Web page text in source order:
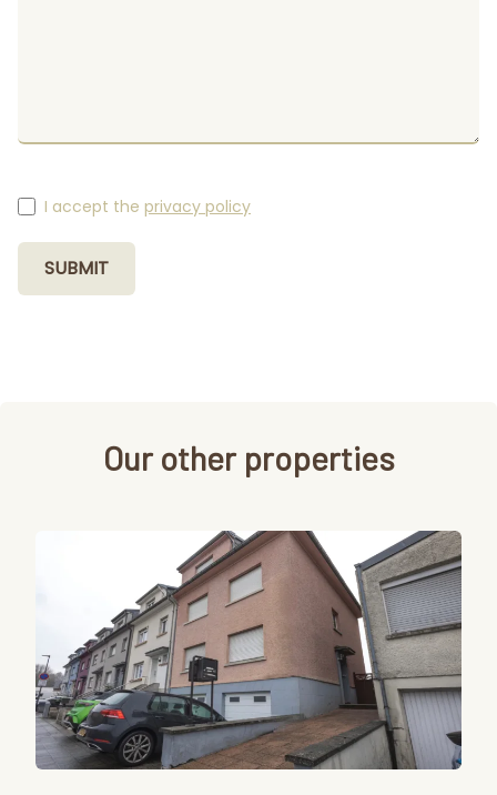
I accept the privacy policy
SUBMIT
Our other properties